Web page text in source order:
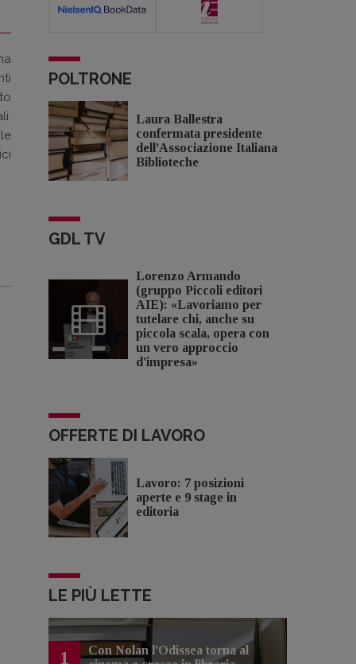
POLTRONE
Laura Ballestra
confermata presidente
dell’Associazione Italiana
Biblioteche
GDL TV
Lorenzo Armando
(gruppo Piccoli editori
AIE): «Lavoriamo per
tutelare chi, anche su
piccola scala, opera con
un vero approccio
d'impresa»
OFFERTE DI LAVORO
Lavoro: 7 posizioni
aperte e 9 stage in
editoria
LE PIÙ LETTE
1
Con Nolan l’Odissea torna al